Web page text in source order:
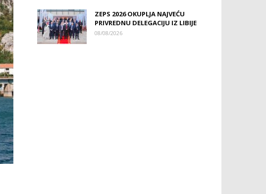
ZEPS 2026 OKUPLJA NAJVEĆU
PRIVREDNU DELEGACIJU IZ LIBIJE
08/08/2026